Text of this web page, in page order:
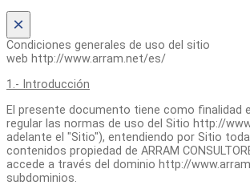
×
Condiciones generales de uso del sitio
web http://www.arram.net/es/
1.- Introducción
El presente documento tiene como finalidad
regular las normas de uso del Sitio http://
adelante el "Sitio"), entendiendo por Sitio
contenidos propiedad de ARRAM
accede a través del dominio http://
subdominios.